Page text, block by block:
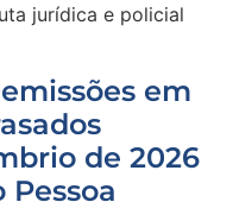
jurídica e policial
em
de 2026